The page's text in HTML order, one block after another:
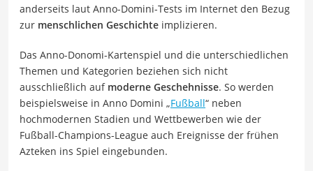
anderseits laut Anno-Domini-Tests im Internet den Bezug
zur menschlichen Geschichte implizieren.
Das Anno-Donomi-Kartenspiel und die unterschiedlichen
Themen und Kategorien beziehen sich nicht
ausschließlich auf moderne Geschehnisse. So werden
beispielsweise in Anno Domini „Fußball“ neben
hochmodernen Stadien und Wettbewerben wie der
Fußball-Champions-League auch Ereignisse der frühen
Azteken ins Spiel eingebunden.